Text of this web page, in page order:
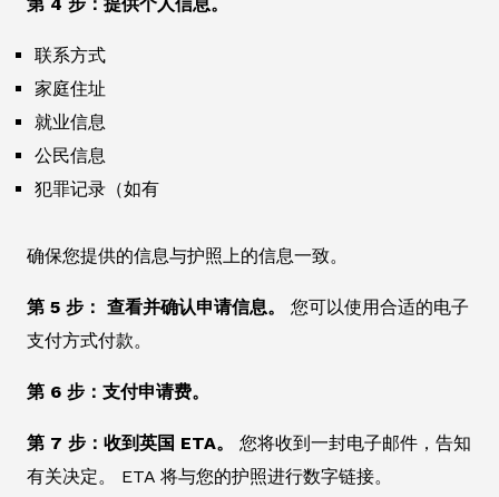
联系方式
家庭住址
就业信息
公民信息
犯罪记录（如有
确保您提供的信息与护照上的信息一致。
第 5 步： 查看并确认申请信息。
您可以使用合适的电子
支付方式付款。
第 6 步：支付申请费。
第 7 步：收到英国 ETA。
您将收到一封电子邮件，告知
有关决定。 ETA 将与您的护照进行数字链接。